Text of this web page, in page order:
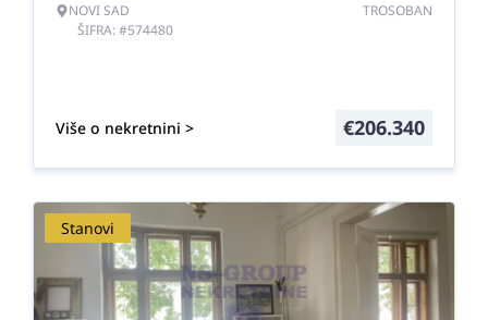
NOVI SAD
ŠIFRA: #574480
TROSOBAN
Više o nekretnini > €206.340
Stanovi